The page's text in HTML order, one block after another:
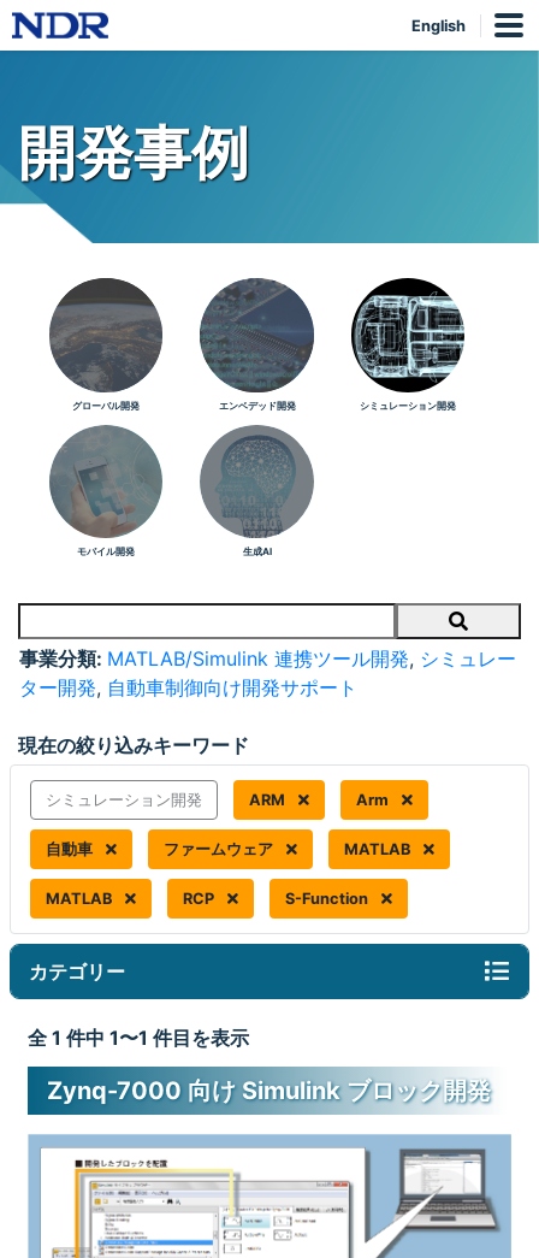
English
開発事例
グローバル開発 エンベデッド開発 シミュレーション開発
モバイル開発 生成AI
Search
事業分類: MATLAB/Simulink 連携ツール開発, シミュレー
ター開発, 自動車制御向け開発サポート
現在の絞り込みキーワード
シミュレーション開発 ARM Arm
自動車 ファームウェア MATLAB
MATLAB RCP S-Function
カテゴリー
全 1 件中 1〜1 件目を表示
Zynq-7000 向け Simulink ブロック開発